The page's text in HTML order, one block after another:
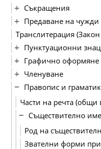
Съкращения
Предаване на
Транслитерация
Пунктуационни
Графично оформяне
Членуване
Правопис и
Части на речта (общи
Съществително име
Род на
Звателни форми